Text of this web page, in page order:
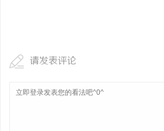
请发表评论